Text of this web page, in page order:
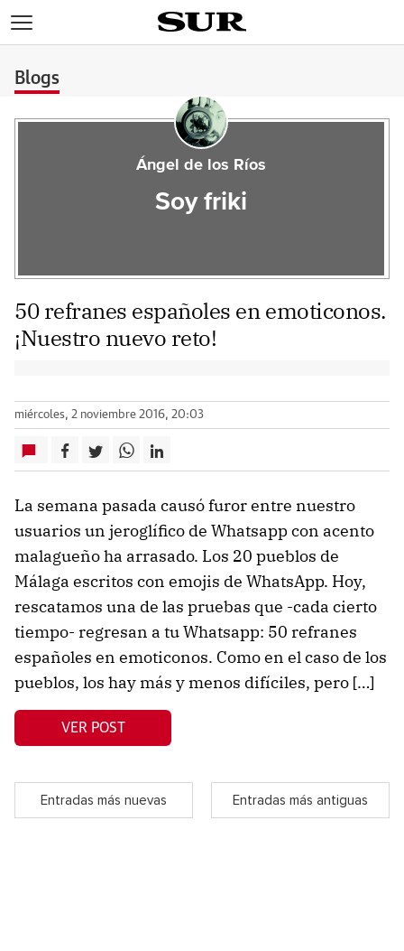
Blogs
Ángel de los Ríos
Soy friki
50 refranes españoles en emoticonos.
¡Nuestro nuevo reto!
miércoles, 2 noviembre 2016, 20:03
La semana pasada causó furor entre nuestro
usuarios un jeroglífico de Whatsapp con acento
malagueño ha arrasado. Los 20 pueblos de
Málaga escritos con emojis de WhatsApp. Hoy,
rescatamos una de las pruebas que -cada cierto
tiempo- regresan a tu Whatsapp: 50 refranes
españoles en emoticonos. Como en el caso de los
pueblos, los hay más y menos difíciles, pero […]
VER POST
Entradas más nuevas Entradas más antiguas